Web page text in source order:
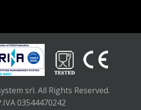
srl. All Rights Reserved.
03544470242